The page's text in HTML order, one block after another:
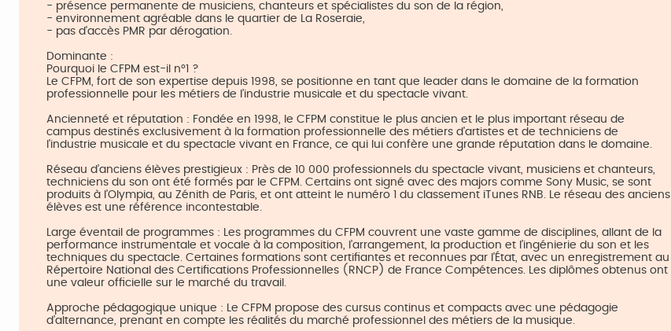
- présence permanente de musiciens, chanteurs et spécialistes du son de la région,
- environnement agréable dans le quartier de La Roseraie,
- pas d'accès PMR par dérogation.
Dominante :
Pourquoi le CFPM est-il n°1 ?​
Le CFPM, fort de son expertise depuis 1998, se positionne en tant que leader dans le domaine de la formation
professionnelle pour les métiers de l’industrie musicale et du spectacle vivant.
Ancienneté et réputation : Fondée en 1998, le CFPM constitue le plus ancien et le plus important réseau de
campus destinés exclusivement à la formation professionnelle des métiers d'artistes et de techniciens de
l'industrie musicale et du spectacle vivant en France, ce qui lui confère une grande réputation dans le domaine.
Réseau d’anciens élèves prestigieux : Près de 10 000 professionnels du spectacle vivant, musiciens et chanteurs,
techniciens du son ont été formés par le CFPM. Certains ont signé avec des majors comme Sony Music, se sont
produits à l’Olympia, au Zénith de Paris, et ont atteint le numéro 1 du classement iTunes RNB. Le réseau des anciens
élèves est une référence incontestable.
Large éventail de programmes : Les programmes du CFPM couvrent une vaste gamme de disciplines, allant de la
performance instrumentale et vocale à la composition, l’arrangement, la production et l’ingénierie du son et les
techniques du spectacle. Certaines formations sont certifiantes et reconnues par l’État, avec un enregistrement au
Répertoire National des Certifications Professionnelles (RNCP) de France Compétences. Les diplômes obtenus ont
une valeur officielle sur le marché du travail.
Approche pédagogique unique : Le CFPM propose des cursus continus et compacts avec une pédagogie
d’alternance, prenant en compte les réalités du marché professionnel des métiers de la musique.